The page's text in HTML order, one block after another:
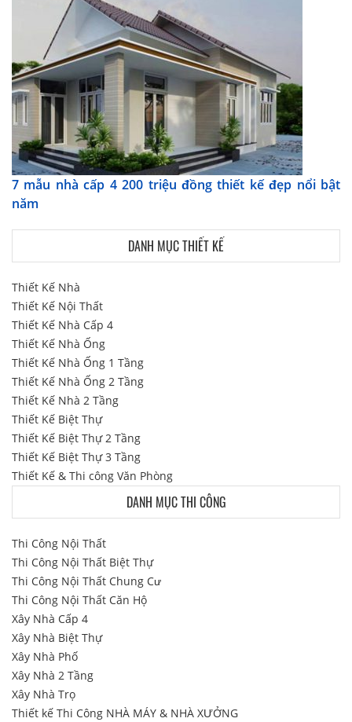
7 mẫu nhà cấp 4 200 triệu đồng thiết kế đẹp nổi bật
năm
DANH MỤC THIẾT KẾ
Thiết Kế Nhà
Thiết Kế Nội Thất
Thiết Kế Nhà Cấp 4
Thiết Kế Nhà Ống
Thiết Kế Nhà Ống 1 Tầng
Thiết Kế Nhà Ống 2 Tầng
Thiết Kế Nhà 2 Tầng
Thiết Kế Biệt Thự
Thiết Kế Biệt Thự 2 Tầng
Thiết Kế Biệt Thự 3 Tầng
Thiết Kế & Thi công Văn Phòng
DANH MỤC THI CÔNG
Thi Công Nội Thất
Thi Công Nội Thất Biệt Thự
Thi Công Nội Thất Chung Cư
Thi Công Nội Thất Căn Hộ
Xây Nhà Cấp 4
Xây Nhà Biệt Thự
Xây Nhà Phố
Xây Nhà 2 Tầng
Xây Nhà Trọ
Thiết kế Thi Công NHÀ MÁY & NHÀ XƯỞNG